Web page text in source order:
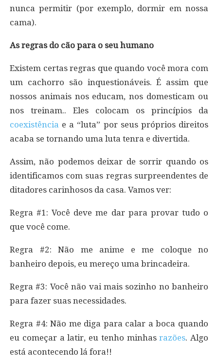
nunca permitir (por exemplo, dormir em nossa
cama).
As regras do cão para o seu humano
Existem certas regras que quando você mora com
um cachorro são inquestionáveis. É assim que
nossos animais nos educam, nos domesticam ou
nos treinam.. Eles colocam os princípios da
coexistência e a “luta” por seus próprios direitos
acaba se tornando uma luta tenra e divertida.
Assim, não podemos deixar de sorrir quando os
identificamos com suas regras surpreendentes de
ditadores carinhosos da casa. Vamos ver:
Regra #1: Você deve me dar para provar tudo o
que você come.
Regra #2: Não me anime e me coloque no
banheiro depois, eu mereço uma brincadeira.
Regra #3: Você não vai mais sozinho no banheiro
para fazer suas necessidades.
Regra #4: Não me diga para calar a boca quando
eu começar a latir, eu tenho minhasrazões. Algo
está acontecendo lá fora!!